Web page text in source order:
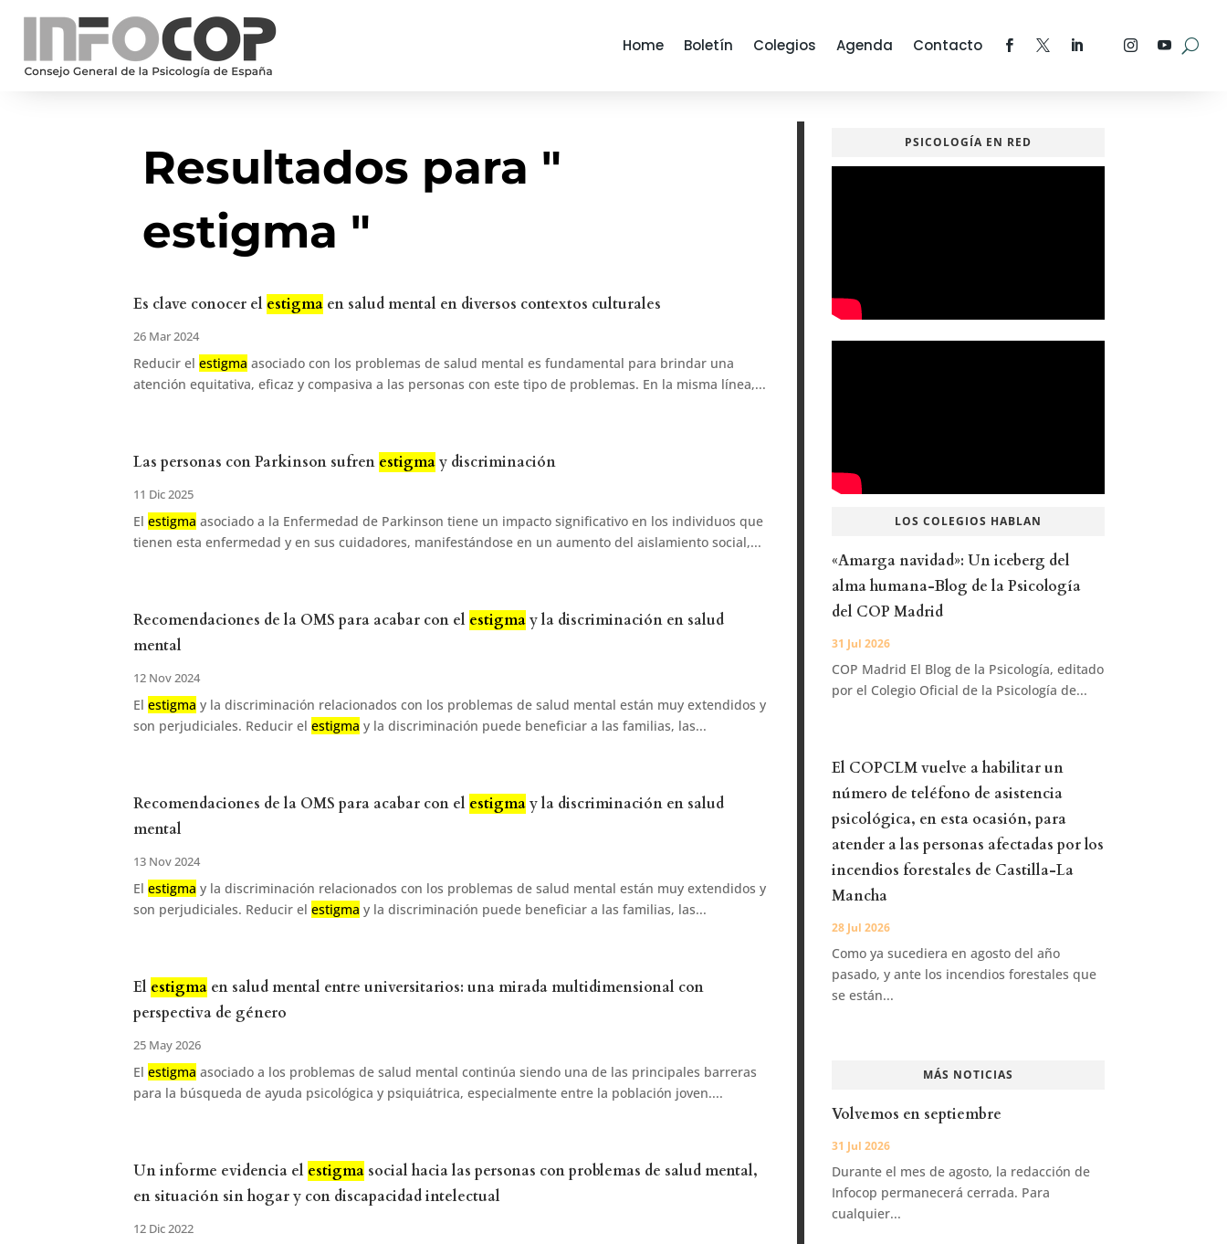
Home Boletín Colegios Agenda Contacto
Resultados para "
estigma "
Es clave conocer el estigma en salud mental en diversos contextos culturales
26 Mar 2024
Reducir elestigma asociado con los problemas de salud mental es fundamental para brindar una
atención equitativa, eficaz y compasiva a las personas con este tipo de problemas. En la misma línea,...
Las personas con Parkinson sufren estigmay discriminación
11 Dic 2025
Elestigma asociado a la Enfermedad de Parkinson tiene un impacto significativo en los individuos que
tienen esta enfermedad y en sus cuidadores, manifestándose en un aumento del aislamiento social,...
Recomendaciones de la OMS para acabar con el estigmay la discriminación en salud
mental
12 Nov 2024
Elestigma y la discriminación relacionados con los problemas de salud mental están muy extendidos y
son perjudiciales. Reducir elestigma y la discriminación puede beneficiar a las familias, las...
Recomendaciones de la OMS para acabar con el estigmay la discriminación en salud
mental
13 Nov 2024
Elestigma y la discriminación relacionados con los problemas de salud mental están muy extendidos y
son perjudiciales. Reducir elestigma y la discriminación puede beneficiar a las familias, las...
El estigma en salud mental entre universitarios: una mirada multidimensional con
perspectiva de género
25 May 2026
Elestigma asociado a los problemas de salud mental continúa siendo una de las principales barreras
para la búsqueda de ayuda psicológica y psiquiátrica, especialmente entre la población joven....
Un informe evidencia el estigma social hacia las personas con problemas de salud mental,
en situación sin hogar y con discapacidad intelectual
12 Dic 2022
PSICOLOGÍA EN RED
LOS COLEGIOS HABLAN
«Amarga navidad»: Un iceberg del
alma humana-Blog de la Psicología
del COP Madrid
31 Jul 2026
COP Madrid El Blog de la Psicología, editado
por el Colegio Oficial de la Psicología de...
El COPCLM vuelve a habilitar un
número de teléfono de asistencia
psicológica, en esta ocasión, para
atender a las personas afectadas por los
incendios forestales de Castilla-La
Mancha
28 Jul 2026
Como ya sucediera en agosto del año
pasado, y ante los incendios forestales que
se están...
MÁS NOTICIAS
Volvemos en septiembre
31 Jul 2026
Durante el mes de agosto, la redacción de
Infocop permanecerá cerrada. Para
cualquier...